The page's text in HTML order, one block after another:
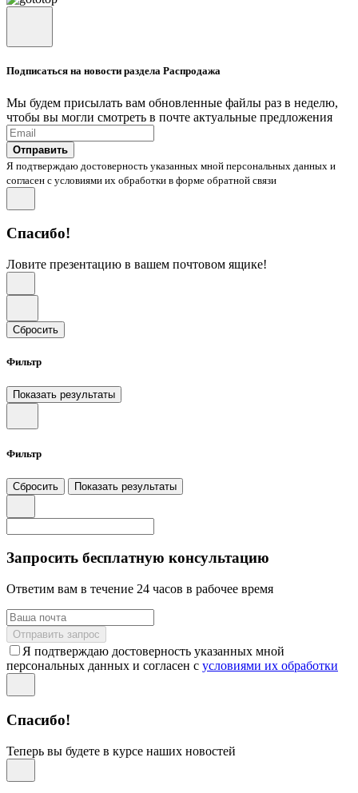
Подписаться на новости раздела Распродажа
Мы будем присылать вам обновленные файлы раз в неделю,
чтобы вы могли смотреть в почте актуальные предложения
Отправить
Я подтверждаю достоверность указанных мной персональных данных и
согласен с условиями их обработки в форме обратной связи
Спасибо!
Ловите презентацию в вашем почтовом ящике!
Сбросить
Фильтр
Показать результаты
Фильтр
Сбросить Показать результаты
Запросить бесплатную консультацию
Ответим вам в течение 24 часов в рабочее время
Отправить запрос
Я подтверждаю достоверность указанных мной
персональных данных и согласен с условиями их обработки
Спасибо!
Теперь вы будете в курсе наших новостей